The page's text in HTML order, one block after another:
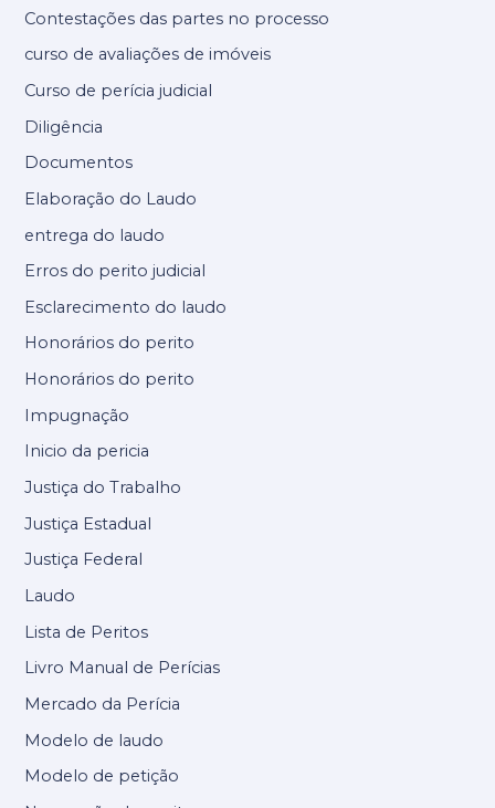
Contestações das partes no processo
curso de avaliações de imóveis
Curso de perícia judicial
Diligência
Documentos
Elaboração do Laudo
entrega do laudo
Erros do perito judicial
Esclarecimento do laudo
Honorários do perito
Honorários do perito
Impugnação
Inicio da pericia
Justiça do Trabalho
Justiça Estadual
Justiça Federal
Laudo
Lista de Peritos
Livro Manual de Perícias
Mercado da Perícia
Modelo de laudo
Modelo de petição